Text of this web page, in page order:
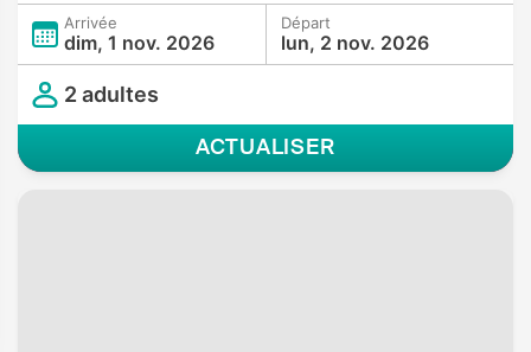
Arrivée
dim, 1 nov. 2026
Départ
lun, 2 nov. 2026
2 adultes
ACTUALISER